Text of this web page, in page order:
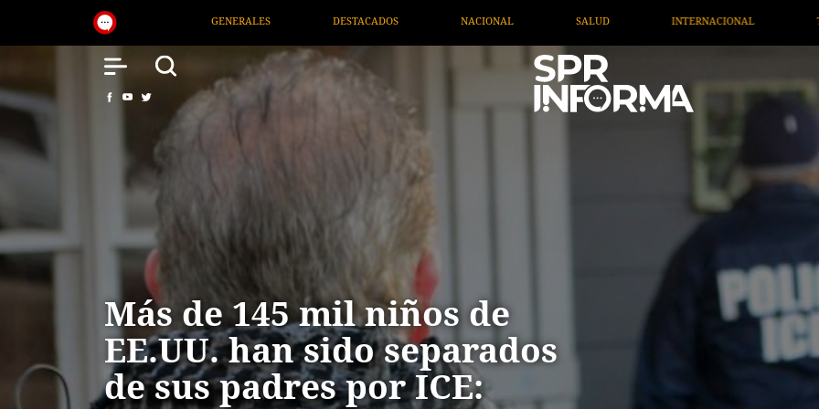
DESTACADOS NACIONAL SALUD INTERNACIONAL TV MIGRANTE INFORMA
Más de 145 mil niños de
EE.UU. han sido separados
de sus padres por ICE: